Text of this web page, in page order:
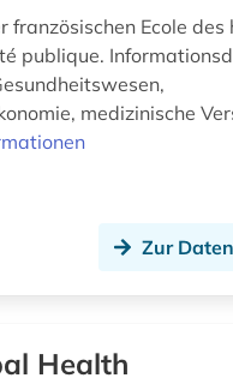
französischen Ecole des
publique.
medizinische
Zur
Health